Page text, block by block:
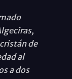
de
al
a dos